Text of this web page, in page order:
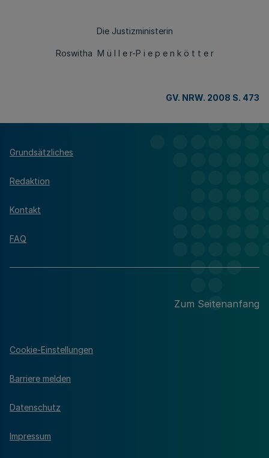
Die Justizministerin
Roswitha M ü l l e r-P i e p e n k ö t t e r
GV. NRW. 2008 S. 473
Grundsätzliches
Redaktion
Kontakt
FAQ
Zum Seitenanfang
Cookie-Einstellungen
Barriere melden
Datenschutz
Impressum